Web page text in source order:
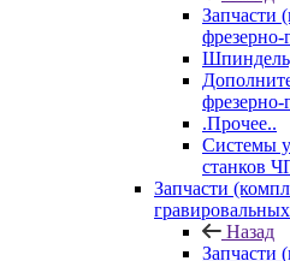
Запчасти
фрезерно-
фрезерно-
.Прочее..
Системы
станков
Запчасти
Назад
Запчасти